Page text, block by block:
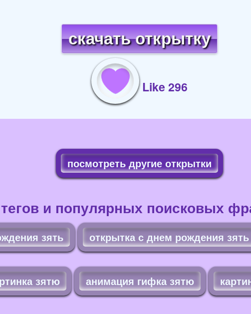
скачать открытку
Like 296
посмотреть другие открытки
и популярных поисковых
зять открытка с днем рождения зять
зятю анимация гифка зятю